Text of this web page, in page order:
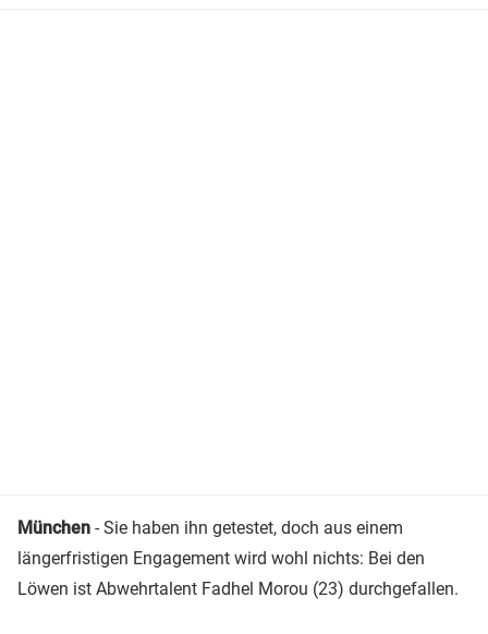
München - Sie haben ihn getestet, doch aus einem
längerfristigen Engagement wird wohl nichts: Bei den
Löwen ist Abwehrtalent Fadhel Morou (23) durchgefallen.